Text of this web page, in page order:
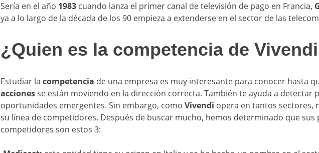
Sería en el año 1983 cuando lanza el primer canal de televisión de pago en Francia,
ya a lo largo de la década de los 90 empieza a extenderse en el sector de las
¿Quien es la competencia de
Estudiar la competencia de una empresa es muy interesante para conocer hasta
accionesse están moviendo en la dirección correcta. También te ayuda a detectar
oportunidades emergentes. Sin embargo, como Vivendi opera en tantos sectores,
su línea de competidores. Después de buscar mucho, hemos determinado que sus
competidores son estos 3: